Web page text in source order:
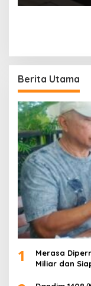
Di Politik, Sulbar |
Berita Utama
1
Merasa
Miliar dan